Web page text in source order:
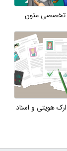
تخصصی متون
هویتی و اسناد